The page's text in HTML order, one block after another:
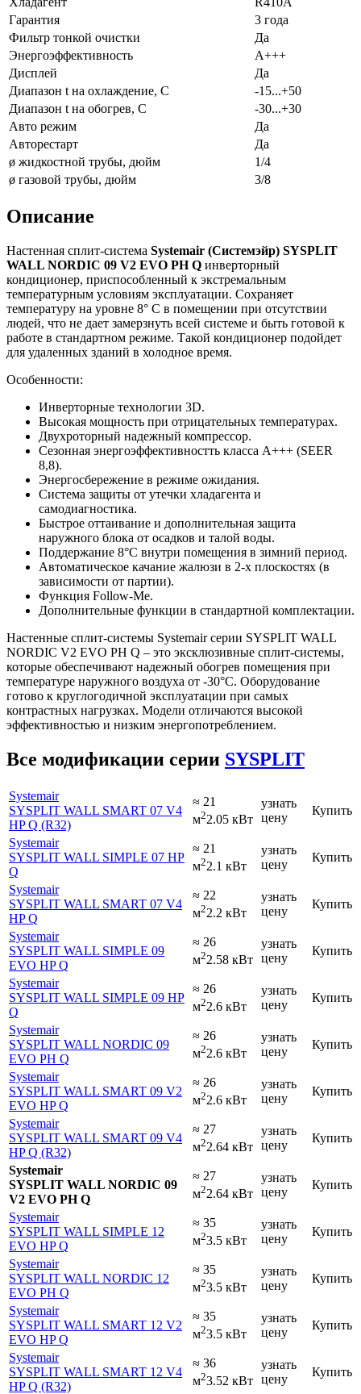
Гарантия
3 года
Фильтр тонкой очистки
Да
Энергоэффективность
A+++
Дисплей
Да
Диапазон t на охлаждение, С
-15...+50
Диапазон t на обогрев, С
-30...+30
Авто режим
Да
Авторестарт
Да
ø жидкостной трубы, дюйм
1/4
ø газовой трубы, дюйм
3/8
Описание
Настенная сплит-система Systemair (Системэйр) SYSPLIT
WALL NORDIC 09 V2 EVO PH Q инверторный
кондиционер, приспособленный к экстремальным
температурным условиям эксплуатации. Сохраняет
температуру на уровне 8° С в помещении при отсутствии
людей, что не дает замерзнуть всей системе и быть готовой к
работе в стандартном режиме. Такой кондиционер подойдет
для удаленных зданий в холодное время.
Особенности:
Инверторные технологии 3D.
Высокая мощность при отрицательных температурах.
Двухроторный надежный компрессор.
Сезонная энергоэффективностть класса A+++ (SEER
8,8).
Энергосбережение в режиме ожидания.
Система защиты от утечки хладагента и
самодиагностика.
Быстрое оттаивание и дополнительная защита
наружного блока от осадков и талой воды.
Поддержание 8°С внутри помещения в зимний период.
Автоматическое качание жалюзи в 2-х плоскостях (в
зависимости от партии).
Функция Follow-Me.
Дополнительные функции в стандартной комплектации.
Настенные сплит-системы Systemair серии SYSPLIT WALL
NORDIC V2 EVO PH Q – это эксклюзивные сплит-системы,
которые обеспечивают надежный обогрев помещения при
температуре наружного воздуха от -30°С. Оборудование
готово к круглогодичной эксплуатации при самых
контрастных нагрузках. Модели отличаются высокой
эффективностью и низким энергопотреблением.
Все модификации серии SYSPLIT
Systemair
SYSPLIT WALL SMART 07 V4
HP Q (R32)
≈ 21
м22.05 кВт
узнать
цену
Купить
Systemair
SYSPLIT WALL SIMPLE 07 HP
Q
≈ 21
м22.1 кВт
узнать
цену
Купить
Systemair
SYSPLIT WALL SMART 07 V4
HP Q
≈ 22
м22.2 кВт
узнать
цену
Купить
Systemair
SYSPLIT WALL SIMPLE 09
EVO HP Q
≈ 26
м22.58 кВт
узнать
цену
Купить
Systemair
SYSPLIT WALL SIMPLE 09 HP
Q
≈ 26
м22.6 кВт
узнать
цену
Купить
Systemair
SYSPLIT WALL NORDIC 09
EVO PH Q
≈ 26
м22.6 кВт
узнать
цену
Купить
Systemair
SYSPLIT WALL SMART 09 V2
EVO HP Q
≈ 26
м22.6 кВт
узнать
цену
Купить
Systemair
SYSPLIT WALL SMART 09 V4
HP Q (R32)
≈ 27
м22.64 кВт
узнать
цену
Купить
Systemair
SYSPLIT WALL NORDIC 09
V2 EVO PH Q
≈ 27
м22.64 кВт
узнать
цену
Купить
Systemair
SYSPLIT WALL SIMPLE 12
EVO HP Q
≈ 35
м23.5 кВт
узнать
цену
Купить
Systemair
SYSPLIT WALL NORDIC 12
EVO PH Q
≈ 35
м23.5 кВт
узнать
цену
Купить
Systemair
SYSPLIT WALL SMART 12 V2
EVO HP Q
≈ 35
м23.5 кВт
узнать
цену
Купить
Systemair
SYSPLIT WALL SMART 12 V4
HP Q (R32)
≈ 36
м23.52 кВт
узнать
цену
Купить